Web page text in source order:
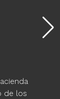
de los